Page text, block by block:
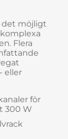
det möjligt
Flera
eller
för
300 W